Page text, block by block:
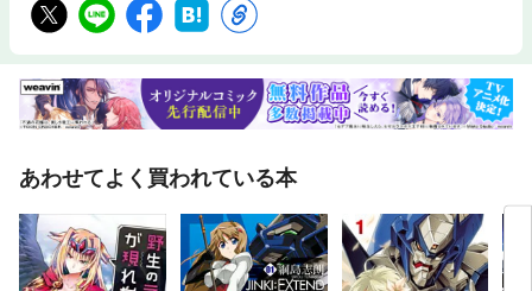
あわせてよく買われている本